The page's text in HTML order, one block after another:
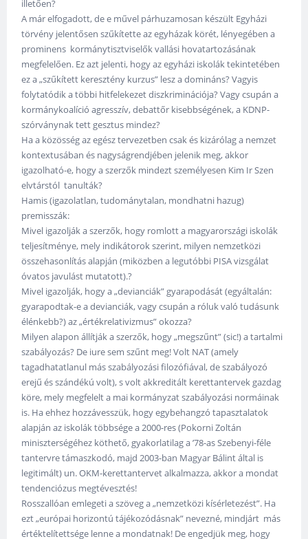
illetően?
A már elfogadott, de e művel párhuzamosan készült Egyházi
törvény jelentősen szűkítette az egyházak körét, lényegében a
prominens kormánytisztviselők vallási hovatartozásának
megfelelően. Ez azt jelenti, hogy az egyházi iskolák tekintetében
ez a „szűkített keresztény kurzus” lesz a domináns? Vagyis
folytatódik a többi hitfelekezet diszkriminációja? Vagy csupán a
kormánykoalíció agresszív, debattőr kisebbségének, a KDNP-
szórványnak tett gesztus mindez?
Ha a közösség az egész tervezetben csak és kizárólag a nemzet
kontextusában és nagyságrendjében jelenik meg, akkor
igazolható-e, hogy a szerzők mindezt személyesen Kim Ir Szen
elvtárstól tanulták?
Hamis (igazolatlan, tudománytalan, mondhatni hazug)
premisszák:
Mivel igazolják a szerzők, hogy romlott a magyarországi iskolák
teljesítménye, mely indikátorok szerint, milyen nemzetközi
összehasonlítás alapján (miközben a legutóbbi PISA vizsgálat
óvatos javulást mutatott).?
Mivel igazolják, hogy a „devianciák” gyarapodását (egyáltalán:
gyarapodtak-e a devianciák, vagy csupán a róluk való tudásunk
élénkebb?) az „értékrelativizmus” okozza?
Milyen alapon állítják a szerzők, hogy „megszűnt” (sic!) a tartalmi
szabályozás? De iure sem szűnt meg! Volt NAT (amely
tagadhatatlanul más szabályozási filozófiával, de szabályozó
erejű és szándékú volt), s volt akkreditált kerettantervek gazdag
köre, mely megfelelt a mai kormányzat szabályozási normáinak
is. Ha ehhez hozzávesszük, hogy egybehangzó tapasztalatok
alapján az iskolák többsége a 2000-res (Pokorni Zoltán
miniszterségéhez köthető, gyakorlatilag a ’78-as Szebenyi-féle
tantervre támaszkodó, majd 2003-ban Magyar Bálint által is
legitimált) un. OKM-kerettantervet alkalmazza, akkor a mondat
tendenciózus megtévesztés!
Rosszallóan emlegeti a szöveg a „nemzetközi kísérletezést”. Ha
ezt „európai horizontú tájékozódásnak” nevezné, mindjárt más
értéktelítettsége lenne a mondatnak! De engedjük meg, hogy